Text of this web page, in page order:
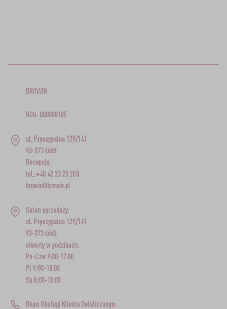
BROWIN
BDO: 000008185
ul. Pryncypalna 129/141
93-373 Łódź
Recepcja:
tel.:+48 42 23 23 200
browin@browin.pl
Salon sprzedaży:
ul. Pryncypalna 129/141
93-373 Łódź
otwarty w godzinach:
Pn-Czw 9:00-17:00
Pt 9:00-18:00
Sb 8:00-15:00
Biuro Obsługi Klienta Detalicznego: